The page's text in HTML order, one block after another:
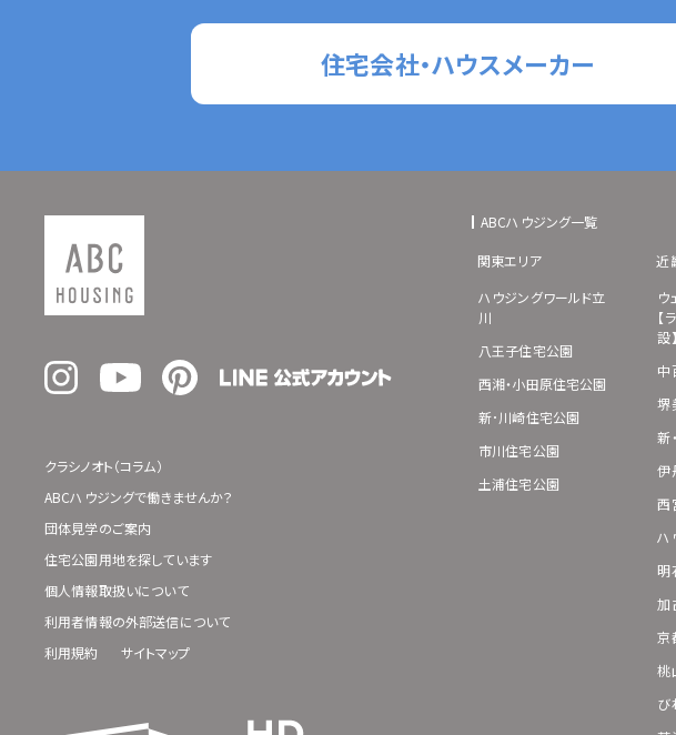
住宅会社・ハウスメーカー
ABCハウジング一覧
関東エリア
ハウジングワールド立
川
八王子住宅公園
西湘・小田原住宅公園
新･川崎住宅公園
市川住宅公園
土浦住宅公園
近
ウ
【
設】
中
堺
新
伊
西
ハ
明
加
京
桃
び
クラシノオト（コラム）
ABCハウジングで働きませんか？
団体見学のご案内
住宅公園用地を探しています
個人情報取扱いについて
利用者情報の外部送信について
利用規約
サイトマップ